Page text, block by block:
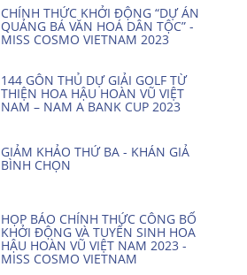
CHÍNH THỨC KHỞI ĐỘNG “DỰ ÁN
QUẢNG BÁ VĂN HOÁ DÂN TỘC” -
MISS COSMO VIETNAM 2023
144 GÔN THỦ DỰ GIẢI GOLF TỪ
THIỆN HOA HẬU HOÀN VŨ VIỆT
NAM – NAM A BANK CUP 2023
GIẢM KHẢO THỨ BA - KHÁN GIẢ
BÌNH CHỌN
HỌP BÁO CHÍNH THỨC CÔNG BỐ
KHỞI ĐỘNG VÀ TUYỂN SINH HOA
HẬU HOÀN VŨ VIỆT NAM 2023 -
MISS COSMO VIETNAM